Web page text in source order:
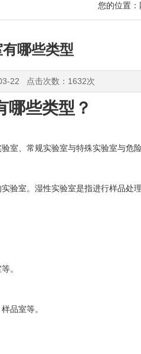
您的位置：
哪些类型
22 点击次数：1632次
哪些类型？
室、常规实验室与特殊实验室与危险
验室。湿性实验室是指进行样品处
。
品室等。